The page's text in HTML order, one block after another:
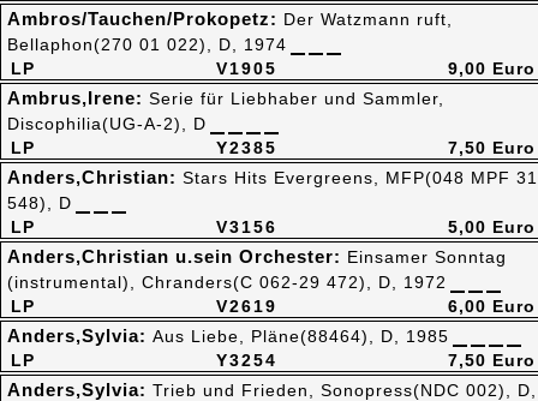
V1905
LP
Ambros/Tauchen/Prokopetz: Der Watzmann ruft,
Bellaphon(270 01 022), D, 1974
9,00 Euro
Y2385
LP
Ambrus,Irene: Serie für Liebhaber und Sammler,
Discophilia(UG-A-2), D
7,50 Euro
V3156
LP
Anders,Christian: Stars Hits Evergreens, MFP(048 MPF 31
548), D
5,00 Euro
V2619
LP
Anders,Christian u.sein Orchester: Einsamer Sonntag
(instrumental), Chranders(C 062-29 472), D, 1972
6,00 Euro
Y3254
LP
Anders,Sylvia: Aus Liebe, Pläne(88464), D, 1985
7,50 Euro
Anders,Sylvia: Trieb und Frieden, Sonopress(NDC 002), D,